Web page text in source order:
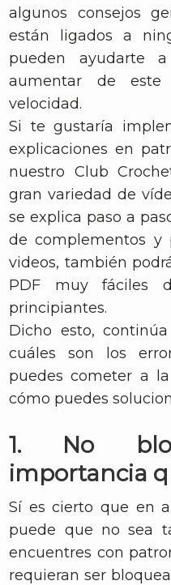
algunos consejos
están ligados a
pueden ayudarte
aumentar de
velocidad.
Si te gustaría
explicaciones en
nuestro Club
gran variedad de
se explica paso a
de complementos y
videos, también
PDF muy fáciles
principiantes.
Dicho esto,
cuáles son los
puedes cometer a
cómo puedes
1. No
importancia
Sí es cierto que en
puede que no sea
encuentres con
requieran ser